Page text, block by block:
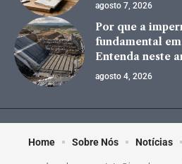
agosto 7, 2026
Por que a
fundamental
Entenda neste
agosto 4, 2026
Home Sobre Nós Notícias